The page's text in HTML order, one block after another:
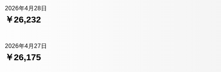
￥26,232
2026年4月28日
￥26,175
2026年4月27日